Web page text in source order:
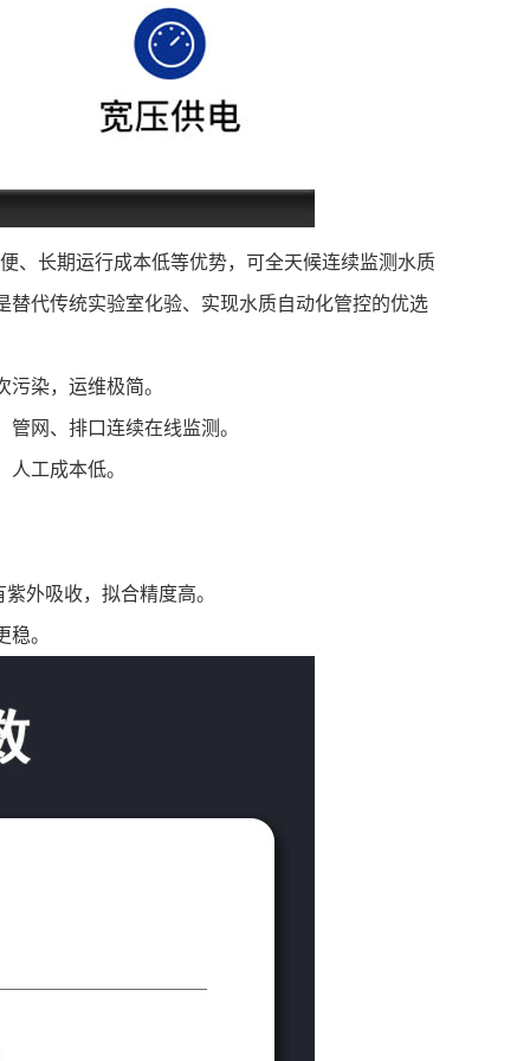
、长期运行成本低等优势，可全天候连续监测水质
代传统实验室化验、实现水质自动化管控的优选
染，运维极简。
网、排口连续在线监测。
工成本低。
外吸收，拟合精度高。
。